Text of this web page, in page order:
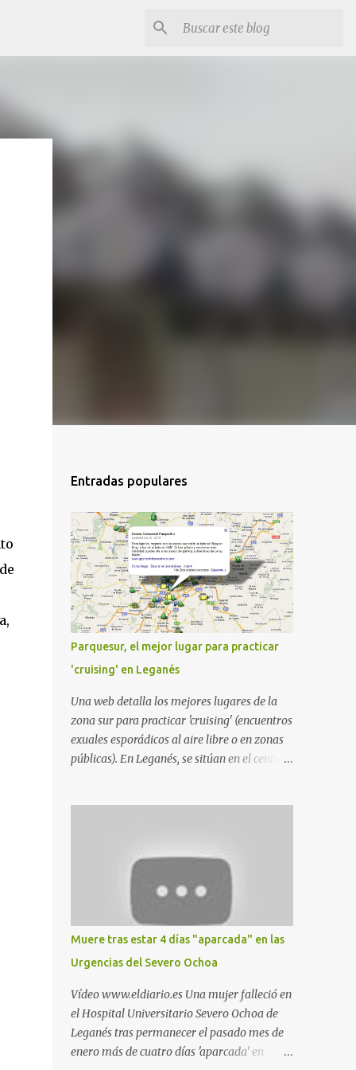
Entradas populares
Parquesur, el mejor lugar para practicar
'cruising' en Leganés
Una web detalla los mejores lugares de la
zona sur para practicar 'cruising' (encuentros
exuales esporádicos al aire libre o en zonas
públicas). En Leganés, se sitúan en el centro
indica esta información recopilada por los
propios practicantes. 'Ante la crisis, disfrute' ,
señalan. "Cruising: Parquesur: para ligar
baños junto a Burger King o H&M. Y si has
pillado pareja ocacional, parking
subterráneo de Leroy Merlin. Otro espacio
para el 'cruising' es enfrente al tanatorio
(junto al estadio municipal de Butarque) y
caminos entre el estadio y Plaza Nueva. Otro
lugar: Escombrera de Polvoranca, entre
Leganés y Móstoles También en el parque de
Muere tras estar 4 días "aparcada" en las
Urgencias del Severo Ochoa
Vídeo www.eldiario.es Una mujer falleció en
el Hospital Universitario Severo Ochoa de
Leganés tras permanecer el pasado mes de
enero más de cuatro días 'aparcada' en